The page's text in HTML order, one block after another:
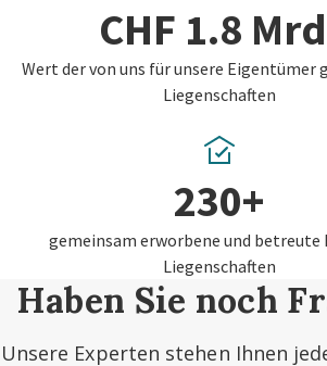
CHF 1.8
Wert der von uns für unsere Eigentümer
Liegenschaften
230+
gemeinsam erworbene und betreute
Liegenschaften
Haben Sie noch
Unsere Experten stehen Ihnen